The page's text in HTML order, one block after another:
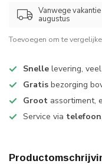
Vanwege
augustus
Toevoegen om te
Snelle levering,
Gratis bezorging
Groot assortiment,
Service via